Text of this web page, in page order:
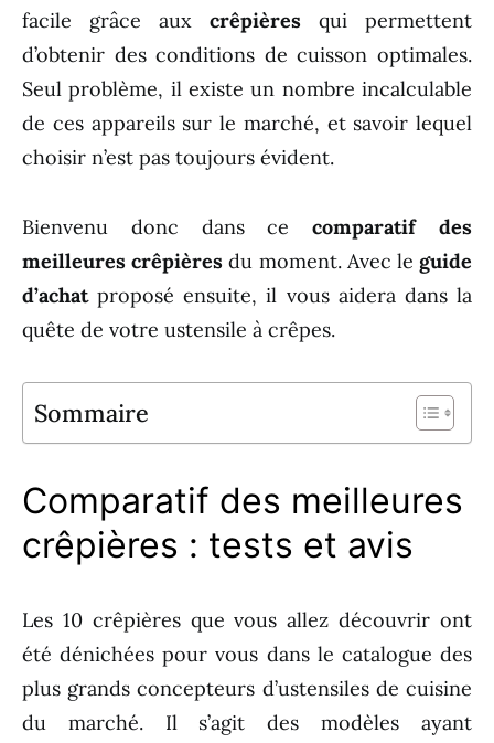
facile grâce aux crêpières qui permettent
d’obtenir des conditions de cuisson optimales.
Seul problème, il existe un nombre incalculable
de ces appareils sur le marché, et savoir lequel
choisir n’est pas toujours évident.
Bienvenu donc dans cecomparatif des
meilleures crêpières du moment. Avec leguide
d’achatproposé ensuite, il vous aidera dans la
quête de votre ustensile à crêpes.
Sommaire
Comparatif des meilleures
crêpières : tests et avis
Les 10 crêpières que vous allez découvrir ont
été dénichées pour vous dans le catalogue des
plus grands concepteurs d’ustensiles de cuisine
du marché. Il s’agit des modèles ayant